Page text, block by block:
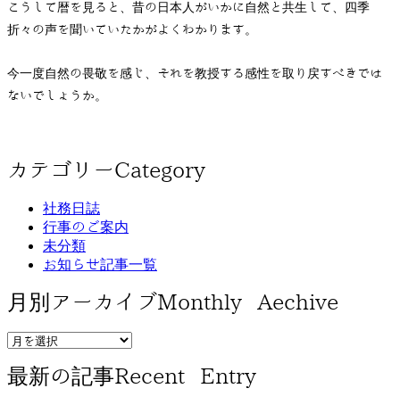
こうして暦を見ると、昔の日本人がいかに自然と共生して、四季
折々の声を聞いていたかがよくわかります。
今一度自然の畏敬を感じ、それを教授する感性を取り戻すべきでは
ないでしょうか。
カテゴリーCategory
社務日誌
行事のご案内
未分類
お知らせ記事一覧
月別アーカイブMonthly Aechive
最新の記事Recent Entry